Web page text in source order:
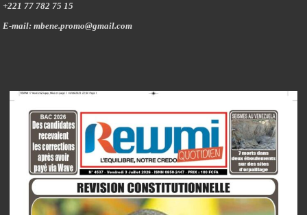
+221 77 782 75 15
E-mail: mbene.promo@gmail.com